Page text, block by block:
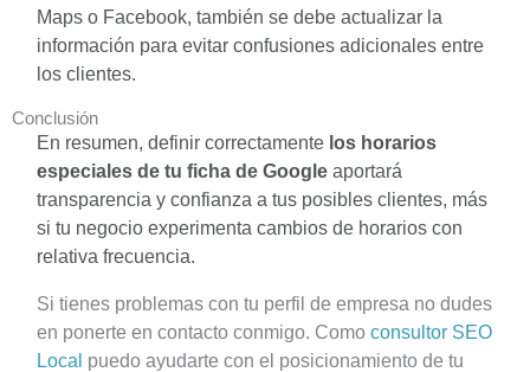
Maps o Facebook, también se debe actualizar la
información para evitar confusiones adicionales entre
los clientes.
Conclusión
En resumen, definir correctamente los horarios
especiales de tu ficha de Google aportará
transparencia y confianza a tus posibles clientes, más
si tu negocio experimenta cambios de horarios con
relativa frecuencia.
Si tienes problemas con tu perfil de empresa no dudes
en ponerte en contacto conmigo. Comoconsultor SEO
Local puedo ayudarte con el posicionamiento de tu